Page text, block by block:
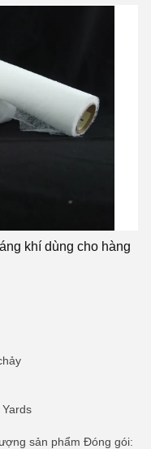
khí dùng cho hàng
sản phẩm Đóng gói: